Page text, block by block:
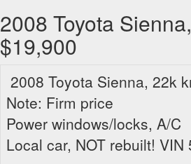
2008 Toyota
$19,900
2008 Toyota Sienna, 22k
Note: Firm price
Power windows/locks, A/C
Local car, NOT rebuilt!